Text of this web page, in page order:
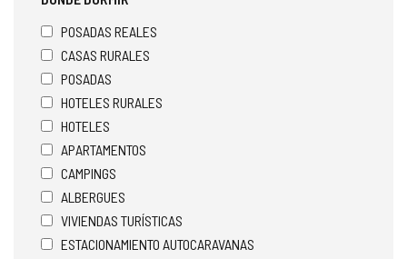
POSADAS REALES
CASAS RURALES
POSADAS
HOTELES RURALES
HOTELES
APARTAMENTOS
CAMPINGS
ALBERGUES
VIVIENDAS TURÍSTICAS
ESTACIONAMIENTO AUTOCARAVANAS